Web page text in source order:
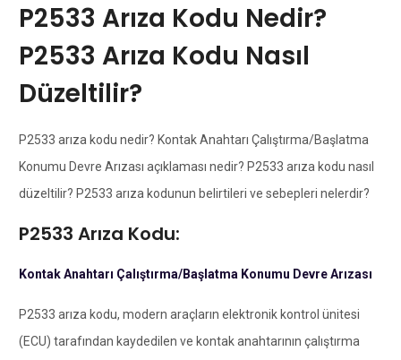
P2533 Arıza Kodu Nedir?
P2533 Arıza Kodu Nasıl
Düzeltilir?
P2533 arıza kodu nedir? Kontak Anahtarı Çalıştırma/Başlatma
Konumu Devre Arızası açıklaması nedir? P2533 arıza kodu nasıl
düzeltilir? P2533 arıza kodunun belirtileri ve sebepleri nelerdir?
P2533 Arıza Kodu:
Kontak Anahtarı Çalıştırma/Başlatma Konumu Devre Arızası
P2533 arıza kodu, modern araçların elektronik kontrol ünitesi
(ECU) tarafından kaydedilen ve kontak anahtarının çalıştırma